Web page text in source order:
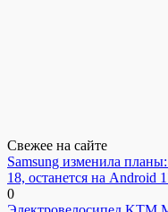
Свежее на сайте
Samsung изменила
18, останется на Android
0